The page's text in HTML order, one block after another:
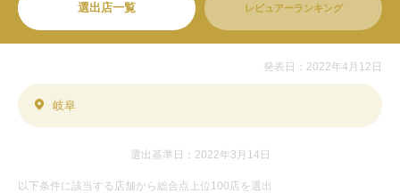
選出店一覧 レビュアーランキング
発表日：2022年4月12日
岐阜
選出基準日：2022年3月14日
以下条件に該当する店舗から総合点上位100店を選出